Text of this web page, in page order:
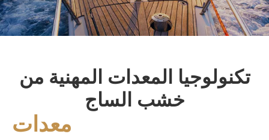
تكنولوجيا المعدات المهنية من
خشب الساج
معدات